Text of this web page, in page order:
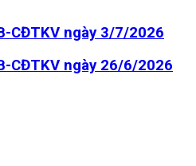
CĐTKV ngày 3/7/2026
CĐTKV ngày 26/6/2026